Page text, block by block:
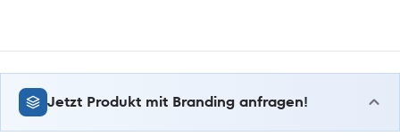
Jetzt Produkt mit Branding anfragen!